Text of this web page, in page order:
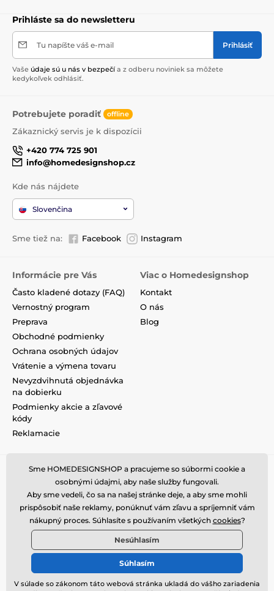
Prihláste sa do newsletteru
Tu napíšte váš e-mail Prihlásiť
Vaše údaje sú u nás v bezpečí a z odberu noviniek sa môžete
kedykoľvek odhlásiť.
Potrebujete poradiť offline
Zákaznický servis je k dispozícii
+420 774 725 901
info@homedesignshop.cz
Kde nás nájdete
Slovenčina
Sme tiež na: Facebook Instagram
Informácie pre Vás
Často kladené dotazy (FAQ)
Vernostný program
Preprava
Obchodné podmienky
Ochrana osobných údajov
Vrátenie a výmena tovaru
Nevyzdvihnutá objednávka
na dobierku
Podmienky akcie a zľavové
kódy
Reklamacie
Viac o Homedesignshop
Kontakt
O nás
Blog
Sme HOMEDESIGNSHOP a pracujeme so súbormi cookie a
osobnými údajmi, aby naše služby fungovali.
Aby sme vedeli, čo sa na našej stránke deje, a aby sme mohli
prispôsobiť naše reklamy, ponúknuť vám zľavu a spríjemniť vám
nákupný proces. Súhlasíte s používaním všetkých cookies?
Nesúhlasím
Súhlasím
V súlade so zákonom táto webová stránka ukladá do vášho zariadenia